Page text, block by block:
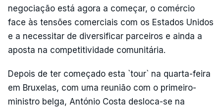
negociação está agora a começar, o comércio
face às tensões comerciais com os Estados Unidos
e a necessitar de diversificar parceiros e ainda a
aposta na competitividade comunitária.
Depois de ter começado esta `tour` na quarta-feira
em Bruxelas, com uma reunião com o primeiro-
ministro belga, António Costa desloca-se na